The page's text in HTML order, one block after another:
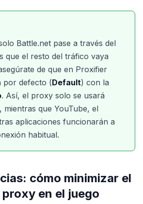
Battle.net pase a través del
que el resto del tráfico vaya
de que en Proxifier
por defecto (Default) con la
. Así, el proxy solo se usará
mientras que YouTube, el
aplicaciones funcionarán a
habitual.
cómo minimizar el
en el juego